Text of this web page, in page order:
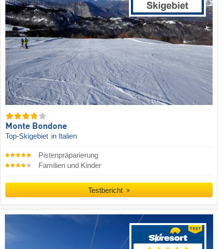
Monte Bondone
Top-Skigebiet in Italien
Pistenpräparierung
Familien und Kinder
Testbericht